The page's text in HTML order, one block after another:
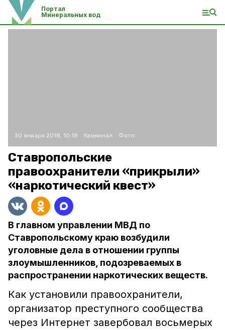
Портал
Минеральных вод
30 января 2018, 10:18 Криминал Фото:
Ставропольские
правоохранители «прикрыли»
«наркотический квест»
В главном управлении МВД по
Ставропольскому краю возбудили
уголовные дела в отношении группы
злоумышленников, подозреваемых в
распространении наркотических веществ.
Как установили правоохранители,
организатор преступного сообщества
через Интернет завербовал восьмерых